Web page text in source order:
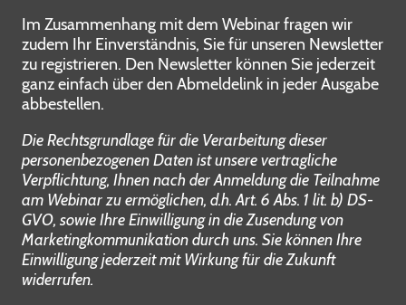
Im Zusammenhang mit dem Webinar fragen wir
zudem Ihr Einverständnis, Sie für unseren Newsletter
zu registrieren. Den Newsletter können Sie jederzeit
ganz einfach über den Abmeldelink in jeder Ausgabe
abbestellen.
Die Rechtsgrundlage für die Verarbeitung dieser
personenbezogenen Daten ist unsere vertragliche
Verpflichtung, Ihnen nach der Anmeldung die Teilnahme
am Webinar zu ermöglichen, d.h. Art. 6 Abs. 1 lit. b) DS-
GVO, sowie Ihre Einwilligung in die Zusendung von
Marketingkommunikation durch uns. Sie können Ihre
Einwilligung jederzeit mit Wirkung für die Zukunft
widerrufen.